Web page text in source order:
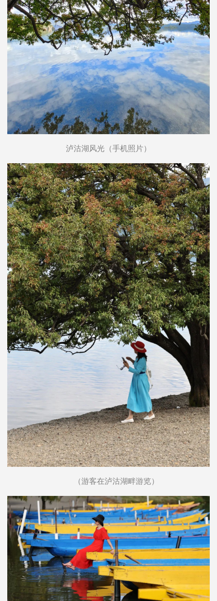
泸沽湖风光（手机照片）
（游客在泸沽湖畔游览）